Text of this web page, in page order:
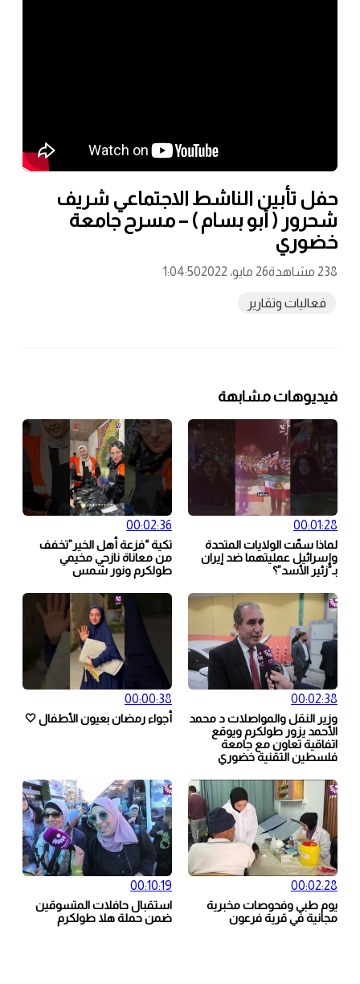
حفل تأبين الناشط الاجتماعي شريف
شحرور ( أبو بسام ) – مسرح جامعة
خضوري
238 مشاهدة 26 مايو، 2022 1:04:50
فعاليات وتقارير
فيديوهات مشابهة
00:01:28
لماذا سمّت الولايات المتحدة
وإسرائيل عمليتهما ضد إيران
بـ”زئير الأسد”؟
00:02:36
تكية “فزعة أهل الخير”تخفف
من معاناة نازحي مخيمي
طولكرم ونور شمس
00:02:38
وزير النقل والمواصلات د محمد
الأحمد يزور طولكرم ويوقع
اتفاقية تعاون مع جامعة
فلسطين التقنية خضوري
00:00:38
أجواء رمضان بعيون الأطفال 🤍
00:02:28
يوم طبي وفحوصات مخبرية
مجانية في قرية فرعون
00:10:19
استقبال حافلات المتسوقين
ضمن حملة هلا طولكرم